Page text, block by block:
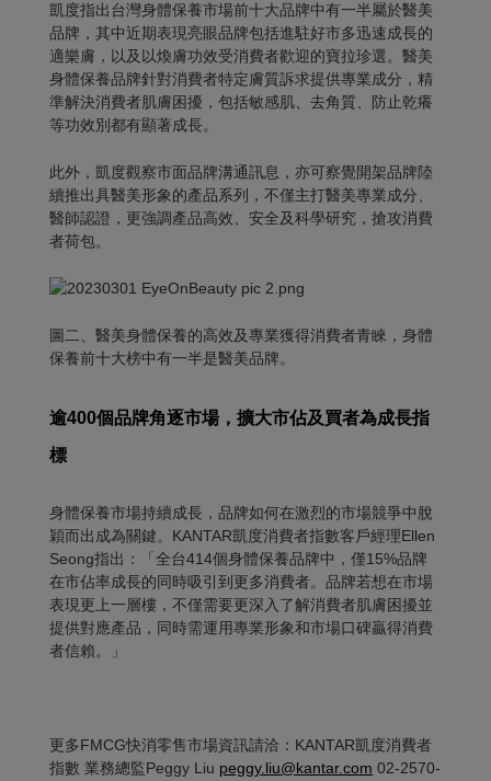
凱度指出台灣身體保養市場前十大品牌中有一半屬於醫美
品牌，其中近期表現亮眼品牌包括進駐好市多迅速成長的
適樂膚，以及以煥膚功效受消費者歡迎的寶拉珍選。醫美
身體保養品牌針對消費者特定膚質訴求提供專業成分，精
準解決消費者肌膚困擾，包括敏感肌、去角質、防止乾癢
等功效別都有顯著成長。
此外，凱度觀察市面品牌溝通訊息，亦可察覺開架品牌陸
續推出具醫美形象的產品系列，不僅主打醫美專業成分、
醫師認證，更強調產品高效、安全及科學研究，搶攻消費
者荷包。
圖二、醫美身體保養的高效及專業獲得消費者青睞，身體
保養前十大榜中有一半是醫美品牌。
逾400個品牌角逐市場，擴大市佔及買者為成長指
標
身體保養市場持續成長，品牌如何在激烈的市場競爭中脫
穎而出成為關鍵。KANTAR凱度消費者指數客戶經理Ellen
Seong指出：「全台414個身體保養品牌中，僅15%品牌
在市佔率成長的同時吸引到更多消費者。品牌若想在市場
表現更上一層樓，不僅需要更深入了解消費者肌膚困擾並
提供對應產品，同時需運用專業形象和市場口碑贏得消費
者信賴。」
更多FMCG快消零售市場資訊請洽：KANTAR凱度消費者
指數 業務總監Peggy Liu peggy.liu@kantar.com 02-2570-